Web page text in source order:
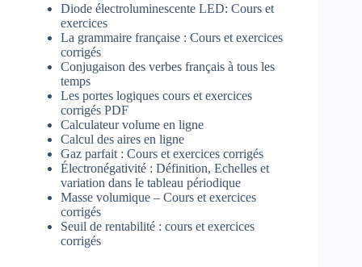
Diode électroluminescente LED: Cours et
exercices
La grammaire française : Cours et exercices
corrigés
Conjugaison des verbes français à tous les
temps
Les portes logiques cours et exercices
corrigés PDF
Calculateur volume en ligne
Calcul des aires en ligne
Gaz parfait : Cours et exercices corrigés
Électronégativité : Définition, Echelles et
variation dans le tableau périodique
Masse volumique – Cours et exercices
corrigés
Seuil de rentabilité : cours et exercices
corrigés